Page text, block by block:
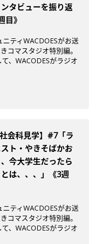
タビューを振り返
目》
ティWACDOESがお送
コマスタジオ特別編。
、WACODESがラジオ
社会科見学】#7「ラ
ト・やきそばかお
今大学生だったら
は、、、」《3週
ティWACDOESがお送
コマスタジオ特別編。
、WACODESがラジオ